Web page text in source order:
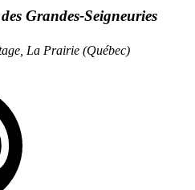
Grandes-Seigneuries
La Prairie (Québec)